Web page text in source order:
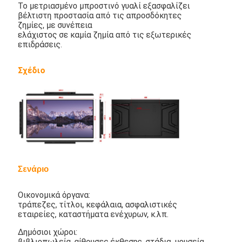
Σπίτι
Προϊόντα
Περίπου εμείς
Γύρος εργοστασίων
Ποιοτικός έλεγχος
Το μετριασμένο μπροστινό γυαλί εξασφαλίζει
βέλτιστη προστασία από τις απροσδόκητες
ζημίες, με συνέπεια
ελάχιστος σε καμία ζημία από τις εξωτερικές
επιδράσεις.
Σχέδιο
Σενάριο
Οικονομικά όργανα:
τράπεζες, τίτλοι, κεφάλαια, ασφαλιστικές
εταιρείες, καταστήματα ενέχυρων, κ.λπ.
Δημόσιοι χώροι: